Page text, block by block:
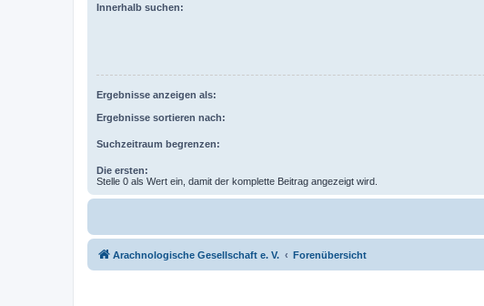
Innerhalb suchen:
Ergebnisse anzeigen als:
Ergebnisse sortieren nach:
Suchzeitraum begrenzen:
Die ersten:
Stelle 0 als Wert ein, damit der komplette Beitrag angezeigt wird.
Arachnologische Gesellschaft e. V. Forenübersicht